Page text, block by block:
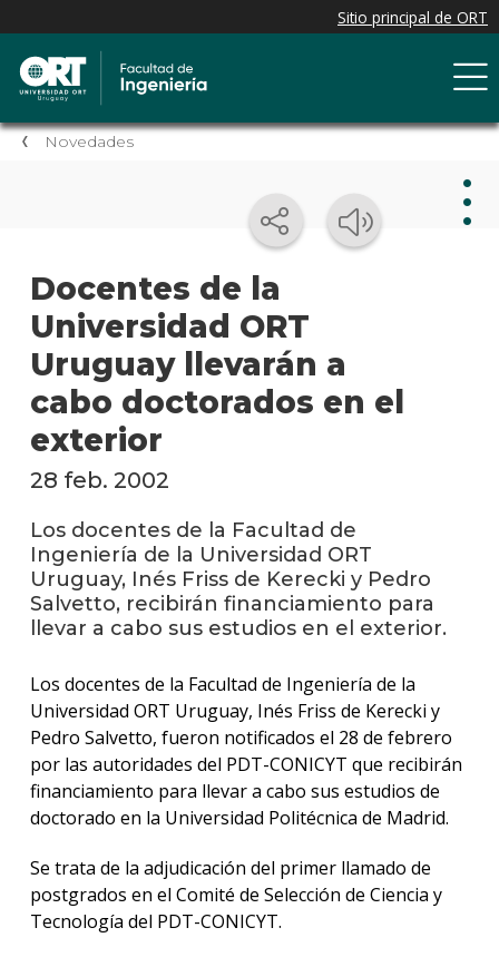
Novedades
Docentes de la
Universidad ORT
Uruguay llevarán a
cabo doctorados en el
exterior
Blog
de
28 feb. 2002
Los docentes de la Facultad de
Ingeniería de la Universidad ORT
Uruguay, Inés Friss de Kerecki y Pedro
Salvetto, recibirán financiamiento para
llevar a cabo sus estudios en el exterior.
Los docentes de la Facultad de Ingeniería de la
Universidad ORT Uruguay, Inés Friss de Kerecki y
Pedro Salvetto, fueron notificados el 28 de febrero
por las autoridades del PDT-CONICYT que recibirán
financiamiento para llevar a cabo sus estudios de
doctorado en la Universidad Politécnica de Madrid.
Se trata de la adjudicación del primer llamado de
postgrados en el Comité de Selección de Ciencia y
Tecnología del PDT-CONICYT.